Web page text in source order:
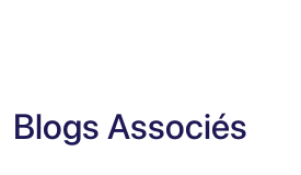
Blogs Associés